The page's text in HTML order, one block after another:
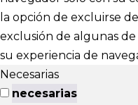
la opción de excluirse
exclusión de algunas
su experiencia de
Necesarias
necesarias